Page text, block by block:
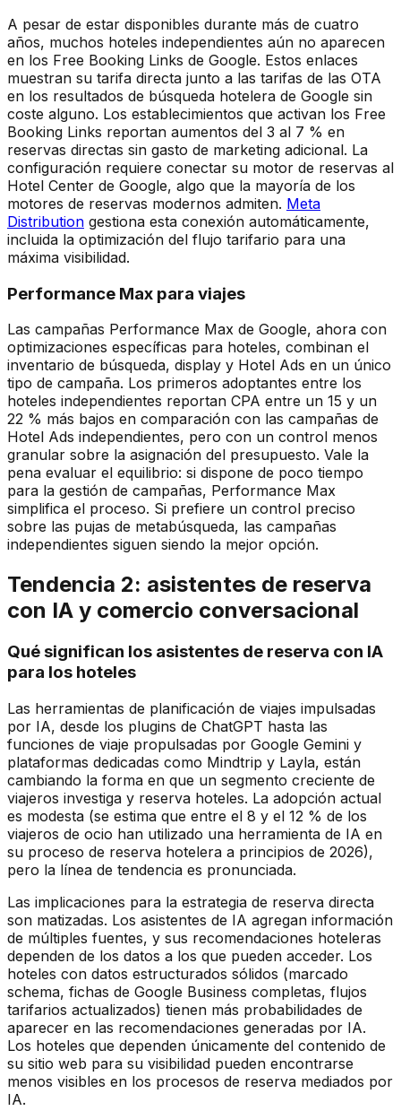
A pesar de estar disponibles durante más de cuatro
años, muchos hoteles independientes aún no aparecen
en los Free Booking Links de Google. Estos enlaces
muestran su tarifa directa junto a las tarifas de las OTA
en los resultados de búsqueda hotelera de Google sin
coste alguno. Los establecimientos que activan los Free
Booking Links reportan aumentos del 3 al 7 % en
reservas directas sin gasto de marketing adicional. La
configuración requiere conectar su motor de reservas al
Hotel Center de Google, algo que la mayoría de los
motores de reservas modernos admiten. Meta
Distribution gestiona esta conexión automáticamente,
incluida la optimización del flujo tarifario para una
máxima visibilidad.
Performance Max para viajes
Las campañas Performance Max de Google, ahora con
optimizaciones específicas para hoteles, combinan el
inventario de búsqueda, display y Hotel Ads en un único
tipo de campaña. Los primeros adoptantes entre los
hoteles independientes reportan CPA entre un 15 y un
22 % más bajos en comparación con las campañas de
Hotel Ads independientes, pero con un control menos
granular sobre la asignación del presupuesto. Vale la
pena evaluar el equilibrio: si dispone de poco tiempo
para la gestión de campañas, Performance Max
simplifica el proceso. Si prefiere un control preciso
sobre las pujas de metabúsqueda, las campañas
independientes siguen siendo la mejor opción.
Tendencia 2: asistentes de reserva
con IA y comercio conversacional
Qué significan los asistentes de reserva con IA
para los hoteles
Las herramientas de planificación de viajes impulsadas
por IA, desde los plugins de ChatGPT hasta las
funciones de viaje propulsadas por Google Gemini y
plataformas dedicadas como Mindtrip y Layla, están
cambiando la forma en que un segmento creciente de
viajeros investiga y reserva hoteles. La adopción actual
es modesta (se estima que entre el 8 y el 12 % de los
viajeros de ocio han utilizado una herramienta de IA en
su proceso de reserva hotelera a principios de 2026),
pero la línea de tendencia es pronunciada.
Las implicaciones para la estrategia de reserva directa
son matizadas. Los asistentes de IA agregan información
de múltiples fuentes, y sus recomendaciones hoteleras
dependen de los datos a los que pueden acceder. Los
hoteles con datos estructurados sólidos (marcado
schema, fichas de Google Business completas, flujos
tarifarios actualizados) tienen más probabilidades de
aparecer en las recomendaciones generadas por IA.
Los hoteles que dependen únicamente del contenido de
su sitio web para su visibilidad pueden encontrarse
menos visibles en los procesos de reserva mediados por
IA.